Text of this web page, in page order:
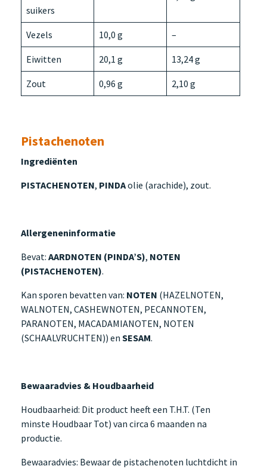
suikers
Vezels 10,0 g –
Eiwitten 20,1 g 13,24 g
Zout 0,96 g 2,10 g
Pistachenoten
Ingrediënten
PISTACHENOTEN, PINDAolie (arachide), zout.
Allergeneninformatie
Bevat: AARDNOTEN (PINDA’S), NOTEN
(PISTACHENOTEN).
Kan sporen bevatten van: NOTEN (HAZELNOTEN,
WALNOTEN, CASHEWNOTEN, PECANNOTEN,
PARANOTEN, MACADAMIANOTEN, NOTEN
(SCHAALVRUCHTEN)) en SESAM.
Bewaaradvies & Houdbaarheid
Houdbaarheid: Dit product heeft een T.H.T. (Ten
minste Houdbaar Tot) van circa 6 maanden na
productie.
Bewaaradvies: Bewaar de pistachenoten luchtdicht in